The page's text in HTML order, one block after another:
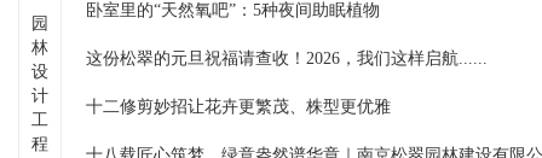
园
林
设
计
工
程
卧室里的“天然氧吧”：5种夜间助眠植物
这份松翠的元旦祝福请查收！2026，我们这样启航......
十二修剪妙招让花卉更繁茂、株型更优雅